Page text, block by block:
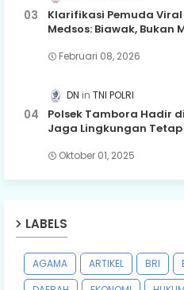
Klarifikasi Pemuda
Medsos: Biawak, Bukan
Februari 08, 2026
DN TNI POLRI
Polsek Tambora Hadir
Jaga Lingkungan
Oktober 01, 2025
LABELS
AGAMA ARTIKEL BRI